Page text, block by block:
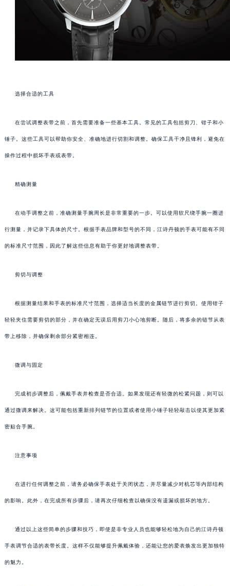
选择合适的工具
在尝试调整表带之前，首先需要准备一些基本工具。常见的工具包括剪刀、钳子和小
锤子。这些工具可以帮助你安全、准确地进行切割和调整。确保工具干净且锋利，避免在
操作过程中损坏手表或表带。
精确测量
在动手调整之前，准确测量手腕周长是非常重要的一步。可以使用软尺绕手腕一圈进
行测量，并记录下具体的尺寸。根据手表品牌和型号的不同，江诗丹顿的手表可能有不同
的标准尺寸范围，因此了解这些信息有助于你更好地调整表带。
剪切与调整
根据测量结果和手表的标准尺寸范围，选择适当长度的金属链节进行剪切。使用钳子
轻轻夹住需要剪切的部分，并在确定无误后用剪刀小心地剪断。随后，将多余的链节从表
带上移除，并确保剩余部分紧密相连。
微调与固定
完成初步调整后，佩戴手表并检查是否合适。如果发现还有轻微的松紧问题，则可以
通过微调来解决。这可能包括重新排列链节的位置或者使用小锤子轻轻敲击以使其更加紧
密贴合手腕。
注意事项
在进行任何调整之前，请务必确保手表处于关闭状态，并尽量减少对机芯等内部结构
的影响。此外，在完成所有步骤后，请再次仔细检查以确保没有遗漏或损坏的地方。
通过以上这些简单的步骤和技巧，即使是非专业人员也能够轻松地为自己的江诗丹顿
手表调节合适的表带长度。这样不仅能够提升佩戴体验，还能让您的爱表焕发出更加独特
的魅力。